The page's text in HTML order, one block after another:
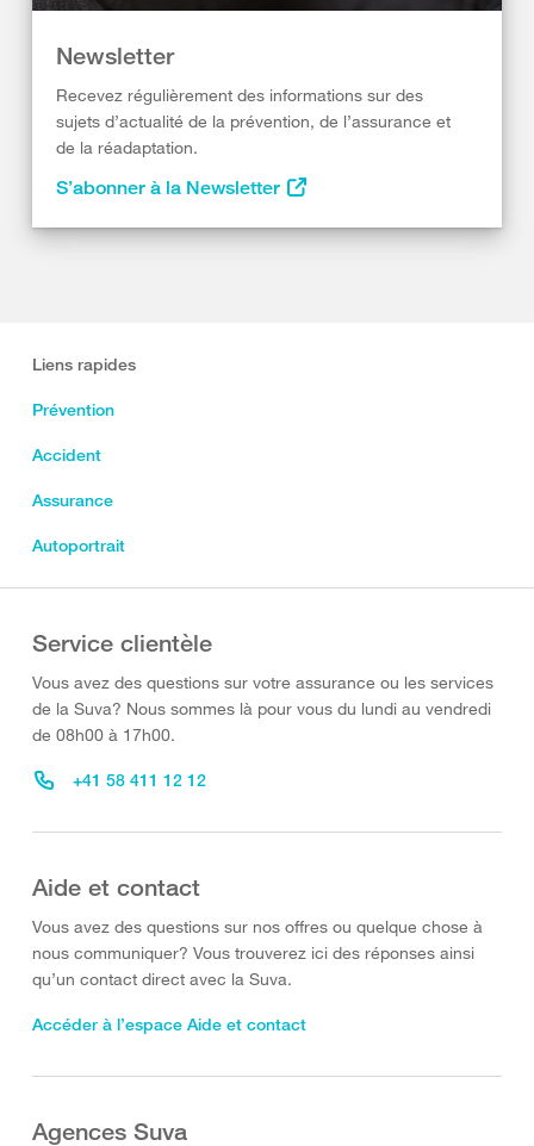
Newsletter
Recevez régulièrement des informations sur des
sujets d’actualité de la prévention, de l’assurance et
de la réadaptation.
S’abonner à la Newsletter
Liens rapides
Prévention
Accident
Assurance
Autoportrait
Service clientèle
Vous avez des questions sur votre assurance ou les services
de la Suva? Nous sommes là pour vous du lundi au vendredi
de 08h00 à 17h00.
+41 58 411 12 12
Aide et contact
Vous avez des questions sur nos offres ou quelque chose à
nous communiquer? Vous trouverez ici des réponses ainsi
qu’un contact direct avec la Suva.
Accéder à l’espace Aide et contact
Agences Suva